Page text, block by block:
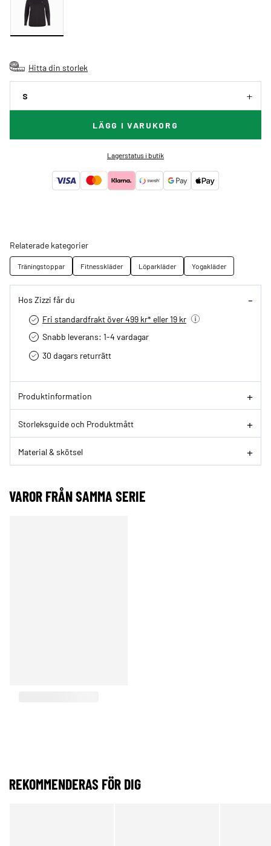
Hitta din storlek
S
LÄGG I VARUKORG
Lagerstatus i butik
Relaterade kategorier
Träningstoppar Fitnesskläder Löparkläder Yogakläder
Hos Zizzi får du
Fri standardfrakt över 499 kr* eller 19 kr
Snabb leverans: 1-4 vardagar
30 dagars returrätt­
Produktinformation
Storleksguide och Produktmått
Material & skötsel
VAROR FRÅN SAMMA SERIE
REKOMMENDERAS FÖR DIG